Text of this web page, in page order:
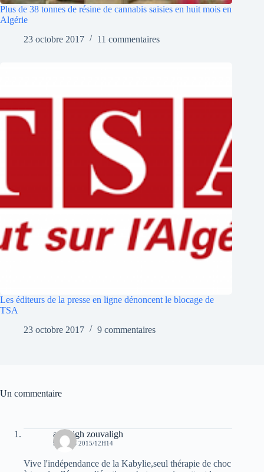
Plus de 38 tonnes de résine de cannabis saisies en huit mois en
Algérie
23 octobre 2017
11 commentaires
Les éditeurs de la presse en ligne dénoncent le blocage de
TSA
23 octobre 2017
9 commentaires
Un commentaire
amazigh zouvaligh
9 MARS 2015/12H14
Vive l'indépendance de la Kabylie,seul thérapie de choc